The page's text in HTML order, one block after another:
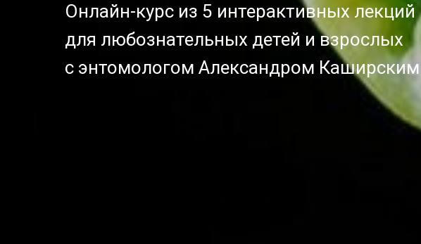
Онлайн-курс из 5 интерактивных лекций
для любознательных детей и взрослых
с энтомологом Александром Каширским